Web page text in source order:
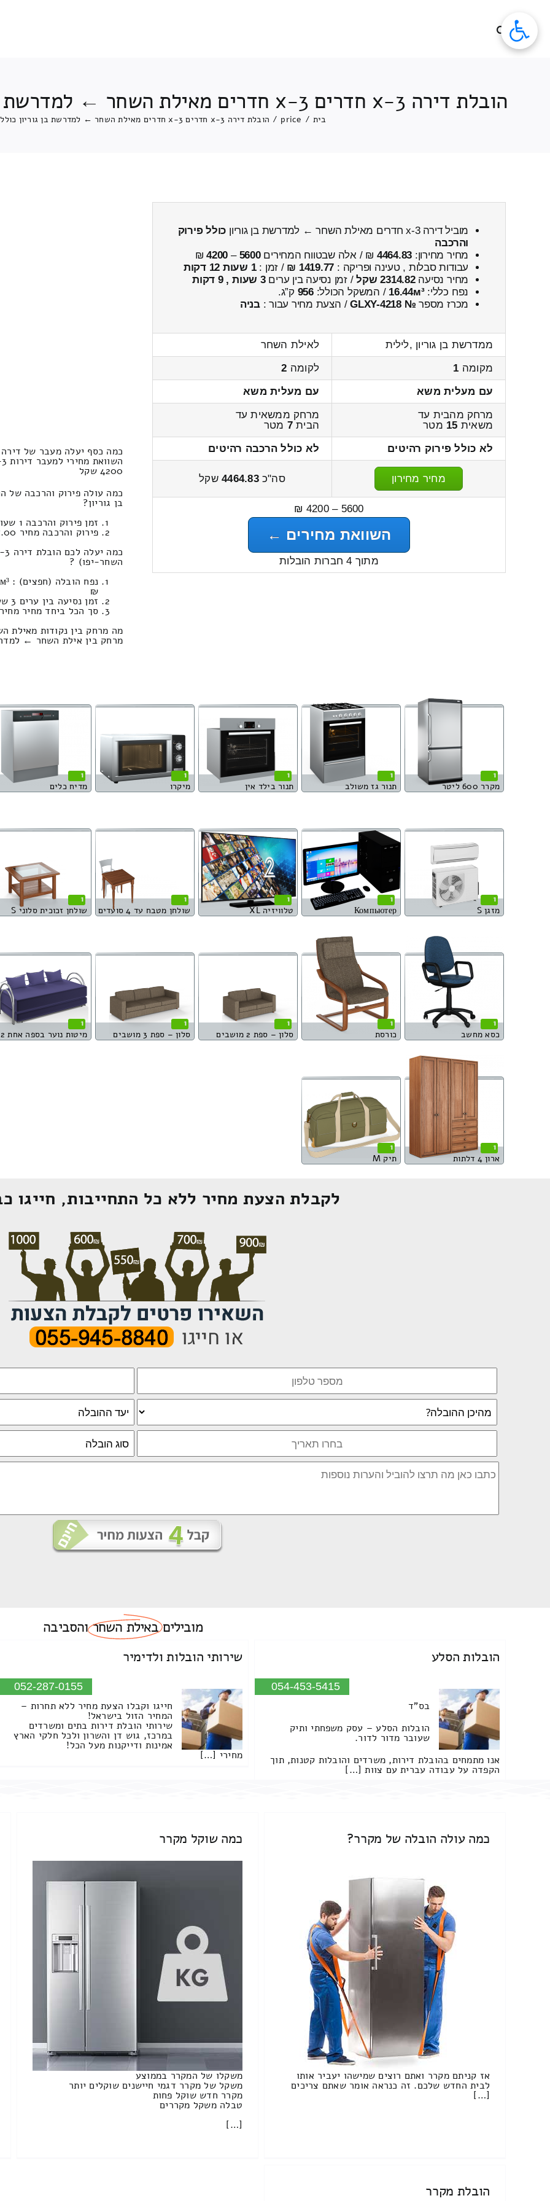
הובלת דירה 3-x חדרים 3-x חדרים מאילת השחר ← למדרשת בן גוריון כולל פירוק והרכבה
בית /
price
/ הובלת דירה 3-x חדרים 3-x חדרים מאילת השחר ← למדרשת בן גוריון כולל פירוק והרכבה
מוביל דירה 3-x חדרים מאילת השחר ← למדרשת בן גוריון
כולל פירוק
והרכבה
מחיר מחירון: 4464.83 ₪ / אלה שבטווח המחירים5600
–
4200
₪
עבודות סבלות , טעינה ופריקה : 1419.77 ₪ / זמן :1 שעות 12 דקות
מחיר נסיעה2314.82 שקל / זמן נסיעה בין ערים3 שעות , 9 דקות
נפח כללי:16.44м³ / המשקל הכולל:956 ק”ג.
מכרז מספר № GLXY-4218 / הצעת מחיר עבור :בניה
ממדרשת בן גוריון ,לילית
לאילת השחר
מקומה 1 לקומה 2
עם מעלית משא
עם מעלית משא
מרחק מהבית עד
משאית 15 מטר
מרחק ממשאית עד
הבית7 מטר
לא כולל פירוק רהיטים
לא כולל הרכבה רהיטים
מחיר מחירון סה"כ4464.83שקל
5600 – 4200 ₪
השוואת מחירים ←
מתוך 4 חברות הובלות
כמה כסף יעלה מעבר של דירה 3-x חדרים מאילת השחר למדרשת בן גוריון?
4200 שקל
בן גוריון?
זמן פירוק והרכבה 1 שעות 7 דקות
פירוק והרכבה מחיר 567.00
השחר-יפו) ?
₪
זמן נסיעה בין ערים 3 שעות , 9 דקות / מחיר נסיעה 2314.82 שקל
סך הכל ביחד מחיר מחירון:
מה מרחק בין נקודות מאילת
מרחק בין אילת השחר ← למדרשת בן
1
מקרר 600 ליטר
1
תנור גז משולב
1
תנור בילד אין
1
מיקרו
1
מדיח כלים
1
מזגן S
1
Компьютер
1
טלוויזיה XL
1
שולחן מטבח עד 4 סועדים
1
שולחן זכוכית סלוני S
1
כסא מחשב
1
כורסת
1
סלון – ספת 2 מושבים
1
סלון – ספת 3 מושבים
1
מיטות נוער בספה אחת 2
1
ארון 4 דלתות
1
תיק M
לקבלת הצעת מחיר ללא כל התחייבות, חייגו
מוביליםבאילת השחרוהסביבה
הובלות הסלע
054-453-5415
בס"ד
הובלות הסלע – עסק משפחתי ותיק
שעובר מדור לדור.
אנו מתמחים בהובלת דירות, משרדים והובלות קטנות, תוך
הקפדה על עבודה עברית עם צוות […]
שירותי הובלות ולדימיר
052-287-0155
חייגו וקבלו הצעת מחיר ללא תחרות –
המחיר הזול בישראל!
שירותי הובלת דירות בתים ומשרדים
במרכז, גוש דן והשרון ולכל חלקי הארץ
אמינות ודייקנות מעל הכל!
מחירי […]
כמה עולה הובלה של מקרר?
אז קניתם מקרר ואתם רוצים שמישהו יעביר אותו
לבית החדש שלכם. זה כנראה אומר שאתם צריכים
[…]
כמה שוקל מקרר
משקלו של המקרר בממוצע
משקל של מקרר דגמי חיישנים שוקלים יותר
מקרר חדש שוקל פחות
טבלה משקל מקררים
[…]
הובלת מקרר